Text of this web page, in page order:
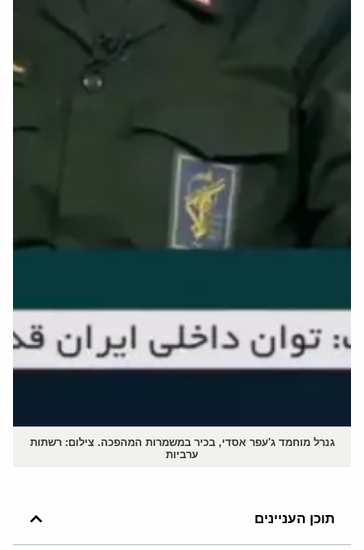
גנרל מוחמד ג'עפר אסדי, בכיר במשמרות המהפכה. צילום: רשתות
ערביות
תוכן העניינים